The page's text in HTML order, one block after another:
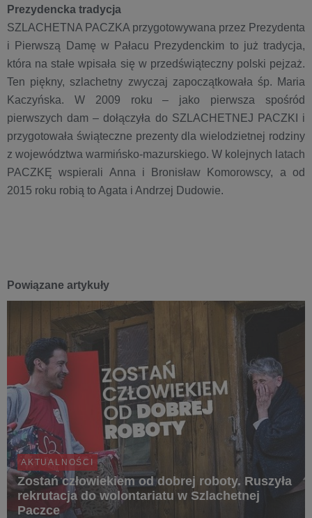
Prezydencka tradycja
SZLACHETNA PACZKA przygotowywana przez Prezydenta
i Pierwszą Damę w Pałacu Prezydenckim to już tradycja,
która na stałe wpisała się w przedświąteczny polski pejzaż.
Ten piękny, szlachetny zwyczaj zapoczątkowała śp. Maria
Kaczyńska. W 2009 roku – jako pierwsza spośród
pierwszych dam – dołączyła do SZLACHETNEJ PACZKI i
przygotowała świąteczne prezenty dla wielodzietnej rodziny
z województwa warmińsko-mazurskiego. W kolejnych latach
PACZKĘ wspierali Anna i Bronisław Komorowscy, a od
2015 roku robią to Agata i Andrzej Dudowie.
Powiązane artykuły
AKTUALNOŚCI
Zostań człowiekiem od dobrej roboty. Ruszyła
rekrutacja do wolontariatu w Szlachetnej
Paczce